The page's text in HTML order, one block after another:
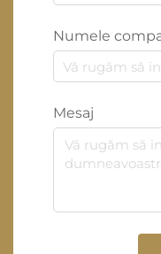
Numele
Mesaj